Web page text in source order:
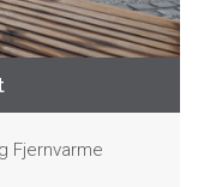
Fjernvarme